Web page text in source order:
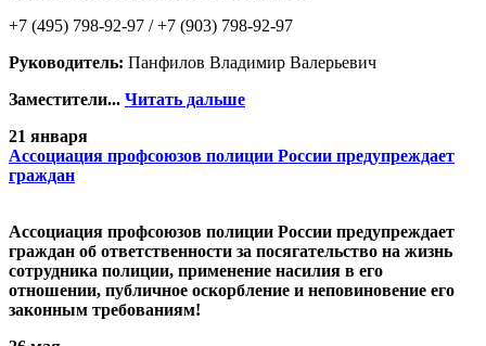
+7 (495) 798-92-97 / +7 (903) 798-92-97
Руководитель: Панфилов Владимир Валерьевич
Заместители... Читать дальше
21 января
Ассоциация профсоюзов полиции России предупреждает
граждан
Ассоциация профсоюзов полиции России предупреждает
граждан об ответственности за посягательство на жизнь
сотрудника полиции, применение насилия в его
отношении, публичное оскорбление и неповиновение его
законным требованиям!